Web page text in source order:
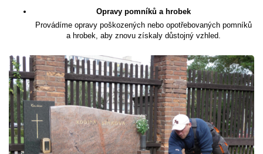
Opravy pomníků a hrobek
Provádíme opravy poškozených nebo opotřebovaných pomníků
a hrobek, aby znovu získaly důstojný vzhled.